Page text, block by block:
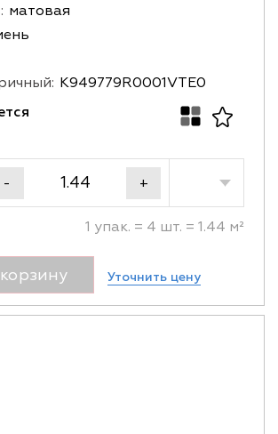
матовая
K949779R0001VTE0
- +
1 упак. = 4 шт. = 1.44 м²
Уточнить цену